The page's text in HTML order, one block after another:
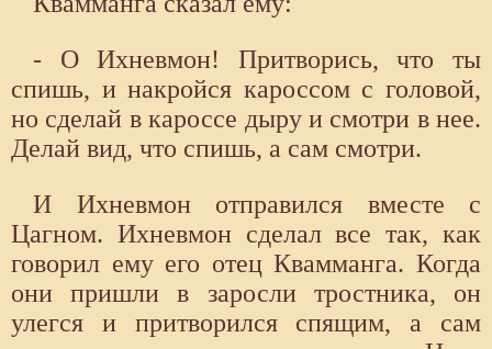
- О Ихневмон! Притворись, что ты
спишь, и накройся кароссом с головой,
но сделай в кароссе дыру и смотри в нее.
Делай вид, что спишь, а сам смотри.
И Ихневмон отправился вместе с
Цагном. Ихневмон сделал все так, как
говорил ему его отец Квамманга. Когда
они пришли в заросли тростника, он
улегся и притворился спящим, а сам